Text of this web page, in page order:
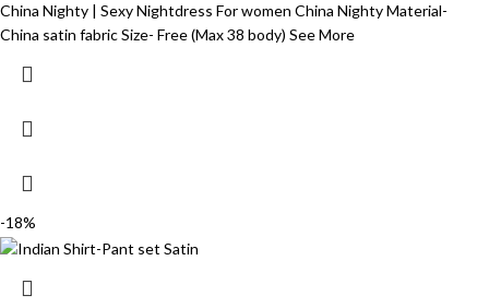
China Nighty | Sexy Nightdress For women China Nighty Material-
China satin fabric Size- Free (Max 38 body) See More
-18%